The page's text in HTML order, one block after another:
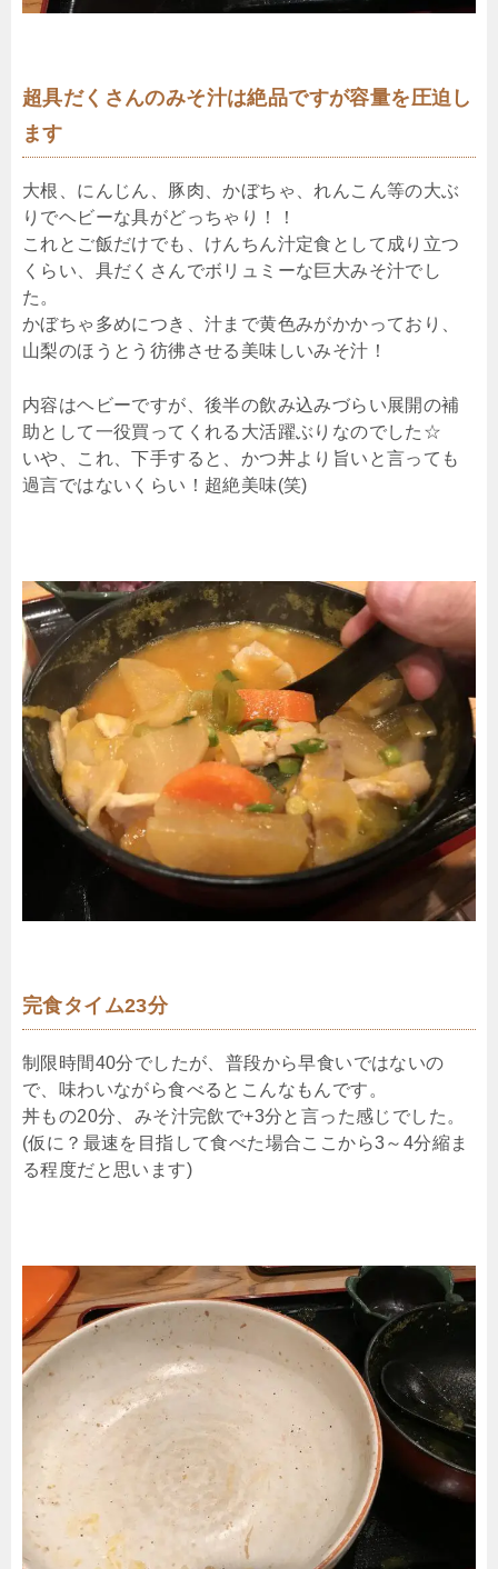
超具だくさんのみそ汁は絶品ですが容量を圧迫し
ます
大根、にんじん、豚肉、かぼちゃ、れんこん等の大ぶ
りでヘビーな具がどっちゃり！！
これとご飯だけでも、けんちん汁定食として成り立つ
くらい、具だくさんでボリュミーな巨大みそ汁でし
た。
かぼちゃ多めにつき、汁まで黄色みがかかっており、
山梨のほうとう彷彿させる美味しいみそ汁！
内容はヘビーですが、後半の飲み込みづらい展開の補
助として一役買ってくれる大活躍ぶりなのでした☆
いや、これ、下手すると、かつ丼より旨いと言っても
過言ではないくらい！超絶美味(笑)
完食タイム23分
制限時間40分でしたが、普段から早食いではないの
で、味わいながら食べるとこんなもんです。
丼もの20分、みそ汁完飲で+3分と言った感じでした。
(仮に？最速を目指して食べた場合ここから3～4分縮ま
る程度だと思います)